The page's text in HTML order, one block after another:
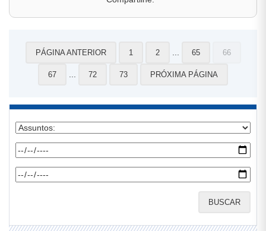
PÁGINA ANTERIOR 1 2 65 66
67 72 73 PRÓXIMA PÁGINA
BUSCAR